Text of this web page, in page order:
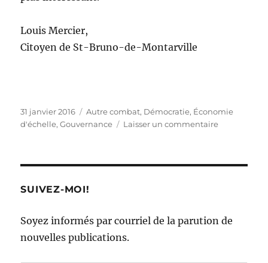
Louis Mercier,
Citoyen de St-Bruno-de-Montarville
Publié
le
31 janvier 2016 Catégories
Autre combat, Démocratie, Économie
d'échelle,Gouvernance Laisser un commentairesur
et
SUIVEZ-MOI!
Soyez informés par courriel de la parution de
nouvelles publications.